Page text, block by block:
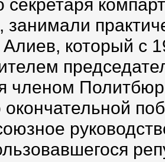
секретаря
занимали
который с
членом
окончательной